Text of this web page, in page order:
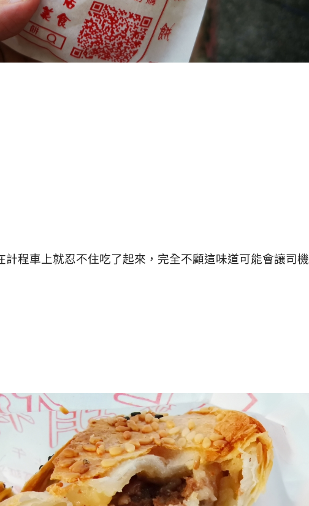
計程車上就忍不住吃了起來，完全不顧這味道可能會讓司機